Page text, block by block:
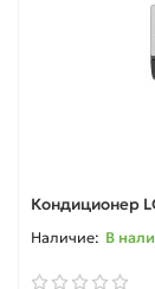
Кондиционер
В